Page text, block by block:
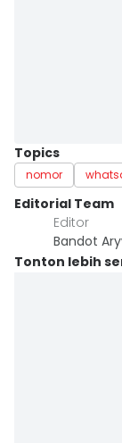
Topics
nomor
Editorial Team
Editor
Bandot
Tonton lebih